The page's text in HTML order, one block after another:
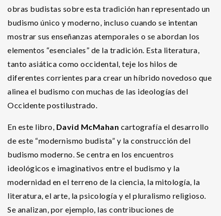
obras budistas sobre esta tradición han representado un
budismo único y moderno, incluso cuando se intentan
mostrar sus enseñanzas atemporales o se abordan los
elementos “esenciales” de la tradición. Esta literatura,
tanto asiática como occidental, teje los hilos de
diferentes corrientes para crear un híbrido novedoso que
alinea el budismo con muchas de las ideologías del
Occidente postilustrado.
En este libro, David McMahan cartografía el desarrollo
de este “modernismo budista” y la construcción del
budismo moderno. Se centra en los encuentros
ideológicos e imaginativos entre el budismo y la
modernidad en el terreno de la ciencia, la mitología, la
literatura, el arte, la psicología y el pluralismo religioso.
Se analizan, por ejemplo, las contribuciones de